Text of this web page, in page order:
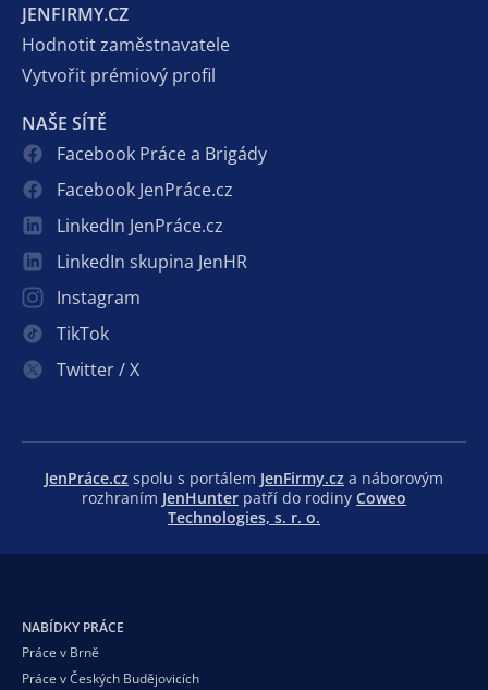
JENFIRMY.CZ
Hodnotit zaměstnavatele
Vytvořit prémiový profil
NAŠE SÍTĚ
Facebook Práce a Brigády
Facebook JenPráce.cz
LinkedIn JenPráce.cz
LinkedIn skupina JenHR
Instagram
TikTok
Twitter / X
JenPráce.cz spolu s portálem JenFirmy.cz a náborovým
rozhraním JenHunter patří do rodiny Coweo
Technologies, s. r. o.
NABÍDKY PRÁCE
Práce v Brně
Práce v Českých Budějovicích